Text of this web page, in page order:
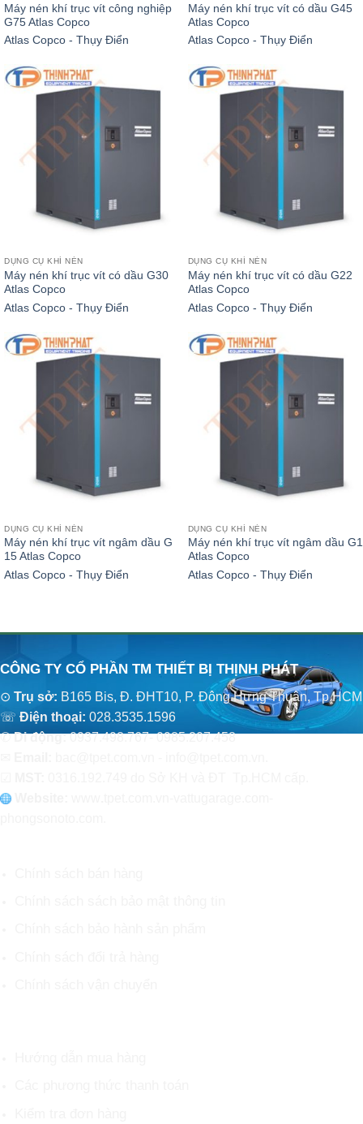
Máy nén khí trục vít công nghiệp
G75 Atlas Copco
Atlas Copco - Thụy Điển
Máy nén khí trục vít có dầu G45
Atlas Copco
Atlas Copco - Thụy Điển
DỤNG CỤ KHÍ NÉN
Máy nén khí trục vít có dầu G30
Atlas Copco
Atlas Copco - Thụy Điển
DỤNG CỤ KHÍ NÉN
Máy nén khí trục vít có dầu G22
Atlas Copco
Atlas Copco - Thụy Điển
DỤNG CỤ KHÍ NÉN
Máy nén khí trục vít ngâm dầu G
15 Atlas Copco
Atlas Copco - Thụy Điển
DỤNG CỤ KHÍ NÉN
Máy nén khí trục vít ngâm dầu
Atlas Copco
Atlas Copco - Thụy Điển
CÔNG TY CỔ PHẦN TM THIẾT BỊ THỊNH PHÁT
⊙ Trụ sở: B165 Bis, Đ. ĐHT10, P. Đông Hưng Thuận, Tp.HCM
☏ Điện thoại: 028.3535.1596
✆Di động:0937.498.767- 0985.207.458